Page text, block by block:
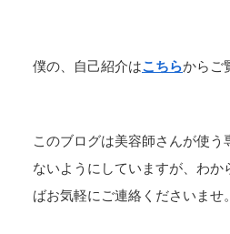
僕の、自己紹介はこちらからご
このブログは美容師さんが使う
ないようにしていますが、わか
ばお気軽にご連絡くださいませ。